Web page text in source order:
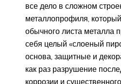
все дело в сложном
металлопрофиля,
обычного листа металла
себя целый «слоеный
основа, защитные и
как раз разрушение
коррозии и